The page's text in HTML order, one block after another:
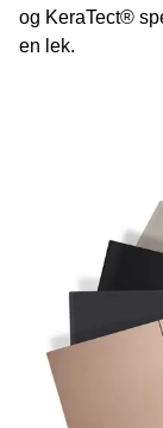
og KeraTect®
en lek.